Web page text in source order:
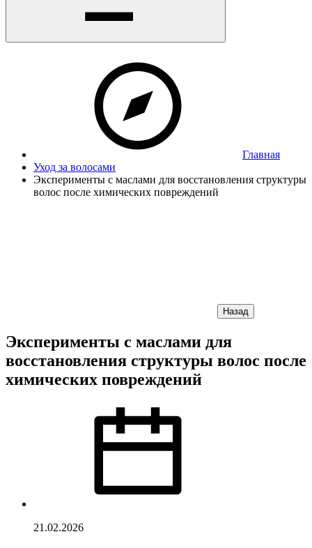
Главная
Уход за волосами
Эксперименты с маслами для восстановления структуры
волос после химических повреждений
Назад
Эксперименты с маслами для
восстановления структуры волос после
химических повреждений
21.02.2026